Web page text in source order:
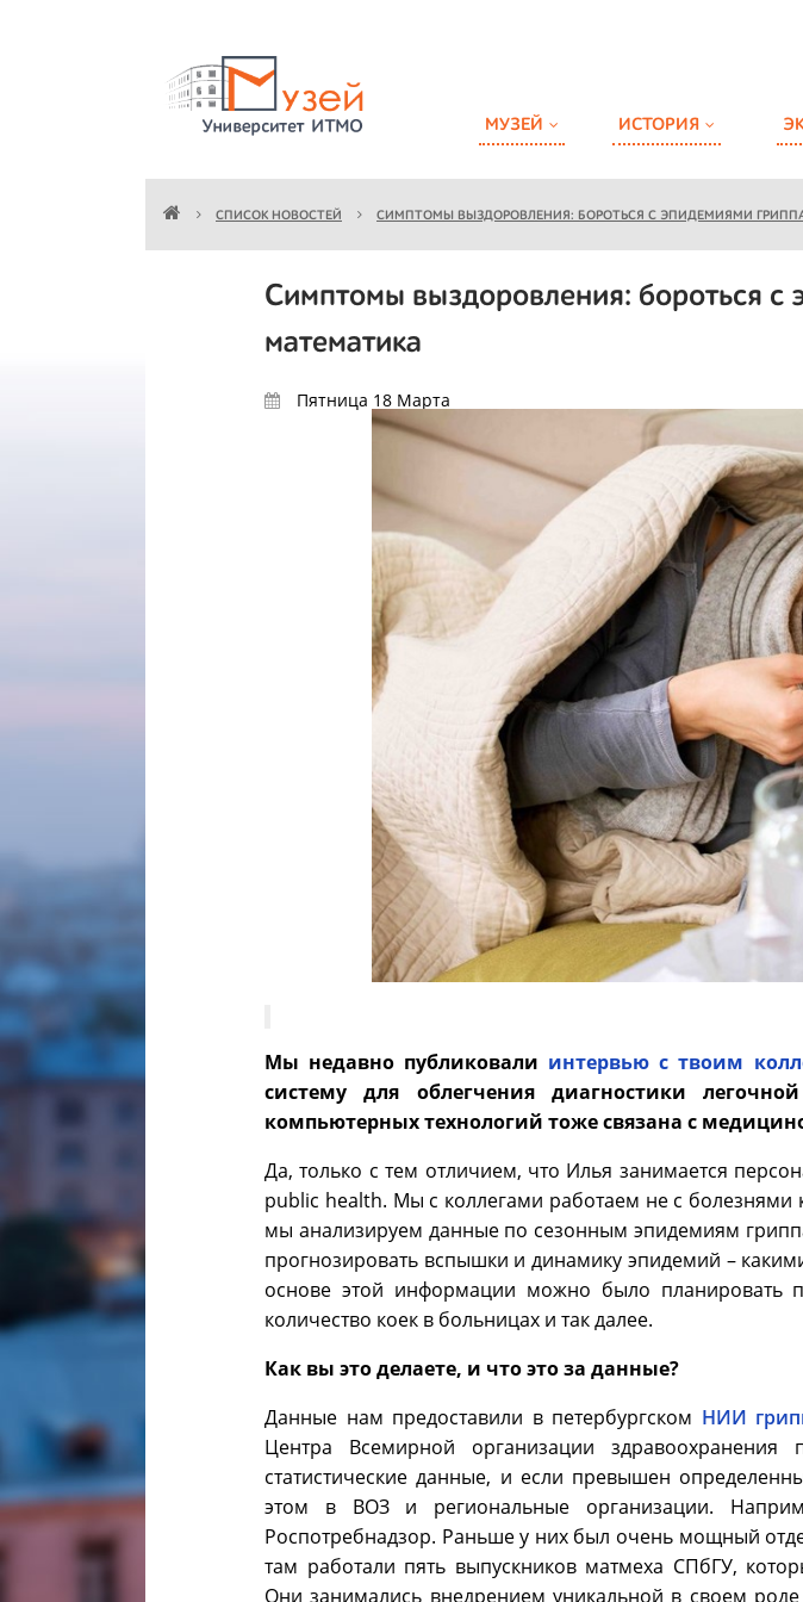
МУЗЕЙ ИСТОРИЯ
СПИСОК НОВОСТЕЙ СИМПТОМЫ ВЫЗДОРОВЛЕНИЯ: БОРОТЬСЯ С ЭПИДЕМИЯМИ
Симптомы выздоровления: бороться с
математика
Пятница 18 Марта
Мы недавно публиковали интервью с твоим
систему для облегчения диагностики
компьютерных технологий тоже связана с
Да, только с тем отличием, что Илья занимается
public health. Мы с коллегами работаем не с болезнями
мы анализируем данные по сезонным эпидемиям
прогнозировать вспышки и динамику эпидемий –
основе этой информации можно было планировать
количество коек в больницах и так далее.
Как вы это делаете, и что это за данные?
Данные нам предоставили в петербургском НИИ
Центра Всемирной организации
статистические данные, и если превышен
этом в ВОЗ и региональные организации.
Роспотребнадзор. Раньше у них был очень мощный
там работали пять выпускников матмеха СПбГУ,
Они занимались внедрением уникальной в своем